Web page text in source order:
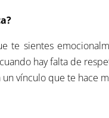
te sientes
hay falta de
vínculo que te hace